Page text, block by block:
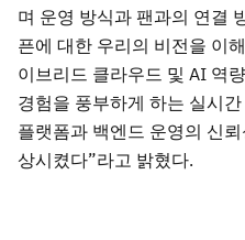
며 운영 방식과 팬과의 연결
픈에 대한 우리의 비전을 이
이브리드 클라우드 및 AI 역
경험을 풍부하게 하는 실시
플랫폼과 백엔드 운영의 신
상시켰다”라고 밝혔다.